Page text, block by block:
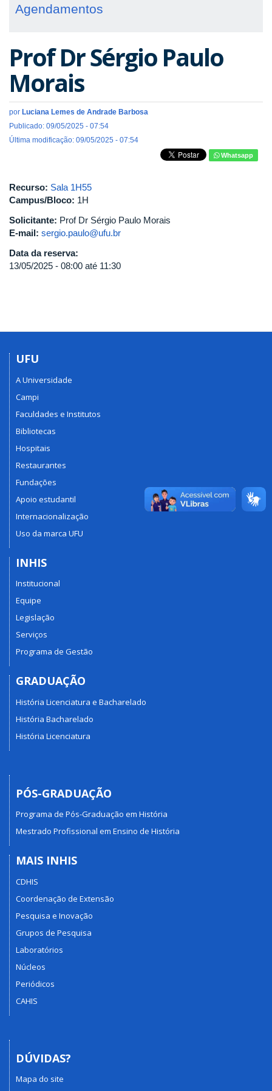
Agendamentos
Prof Dr Sérgio Paulo
Morais
por Luciana Lemes de Andrade Barbosa
Publicado: 09/05/2025 - 07:54
Última modificação: 09/05/2025 - 07:54
Whatsapp
Recurso: Sala 1H55
Campus/Bloco: 1H
Solicitante: Prof Dr Sérgio Paulo Morais
E-mail: sergio.paulo@ufu.br
Data da reserva:
13/05/2025 - 08:00 até 11:30
UFU
A Universidade
Campi
Faculdades e Institutos
Bibliotecas
Hospitais
Restaurantes
Fundações
Apoio estudantil
Internacionalização
Uso da marca UFU
INHIS
Institucional
Equipe
Legislação
Serviços
Programa de Gestão
GRADUAÇÃO
História Licenciatura e Bacharelado
História Bacharelado
História Licenciatura
PÓS-GRADUAÇÃO
Programa de Pós-Graduação em História
Mestrado Profissional em Ensino de História
MAIS INHIS
CDHIS
Coordenação de Extensão
Pesquisa e Inovação
Grupos de Pesquisa
Laboratórios
Núcleos
Periódicos
CAHIS
DÚVIDAS?
Mapa do site